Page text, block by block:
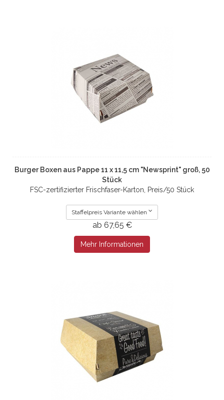
Burger Boxen aus Pappe 11 x 11,5 cm "Newsprint" groß, 50
Stück
FSC-zertifizierter Frischfaser-Karton, Preis/50 Stück
Staffelpreis Variante wählen
ab 67,65 €
Mehr Informationen